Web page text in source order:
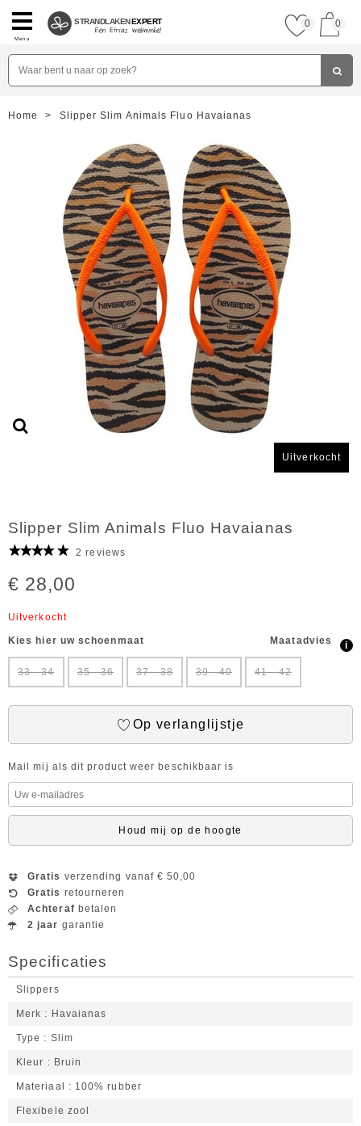
Menu
STRANDLAKENEXPERT 0 0
Home > Slipper Slim Animals Fluo Havaianas
Uitverkocht
Slipper Slim Animals Fluo Havaianas
2 reviews
€ 28,00
Uitverkocht
Kies hier uw schoenmaat Maatadvies i
33 - 34 35 - 36 37 - 38 39 - 40 41 - 42
Op verlanglijstje
Mail mij als dit product weer beschikbaar is
Houd mij op de hoogte
Gratis verzending vanaf € 50,00
Gratis retourneren
Achteraf betalen
2 jaar garantie
Specificaties
Slippers
Merk Havaianas
Type Slim
Kleur Bruin
Materiaal 100% rubber
Flexibele zool